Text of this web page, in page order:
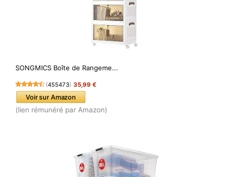
SONGMICS Boîte de Rangeme...
(455473) 35,99 €
Voir sur Amazon
(lien rémunéré par Amazon)